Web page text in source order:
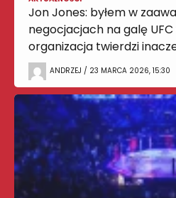
Jon Jones: byłem w
negocjacjach na galę UFC
organizacja twierdzi
ANDRZEJ / 23 MARCA 2026, 15:30